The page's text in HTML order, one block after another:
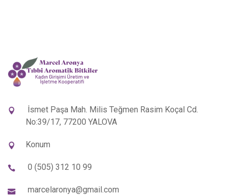
İsmet Paşa Mah. Milis Teğmen Rasim Koçal Cd.
No:39/17, 77200 YALOVA
Konum
0 (505) 312 10 99
marcelaronya@gmail.com